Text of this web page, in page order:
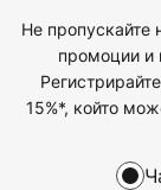
Не пропускайте
промоции и
15%*, който